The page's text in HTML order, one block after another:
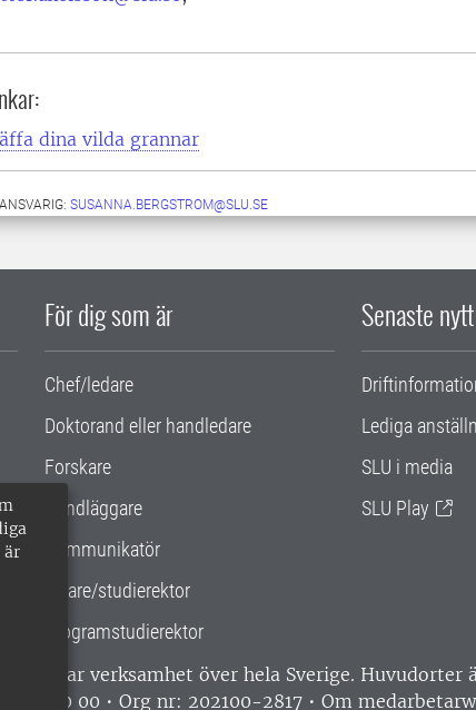
är
dina vilda grannar
SUSANNA.BERGSTROM@SLU.SE
För dig som är
Chef/ledare
Doktorand eller handledare
Forskare
Handläggare
Kommunikatör
Lärare/studierektor
Programstudierektor
Senaste
Lediga
SLU i media
SLU Play
har verksamhet över hela Sverige. Huvudorter
67 10 00 • Org nr: 202100-2817 • Om